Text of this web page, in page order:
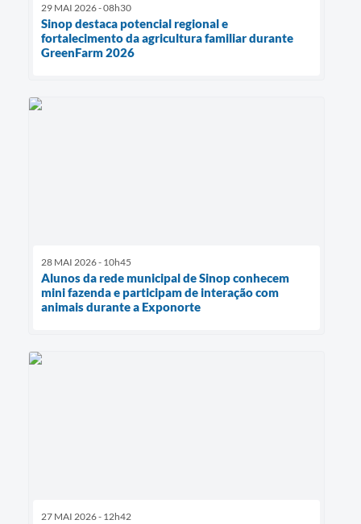
29 MAI 2026 - 08h30
Sinop destaca potencial regional e
fortalecimento da agricultura familiar durante
GreenFarm 2026
28 MAI 2026 - 10h45
Alunos da rede municipal de Sinop conhecem
mini fazenda e participam de interação com
animais durante a Exponorte
27 MAI 2026 - 12h42